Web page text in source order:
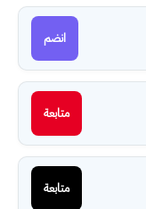
انضم
متابعة
متابعة